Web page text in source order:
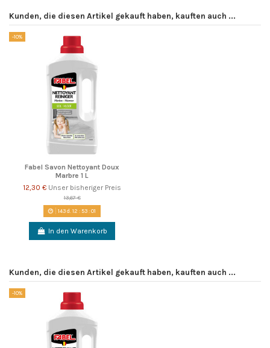
Kunden, die diesen Artikel gekauft haben, kauften auch ...
-10%
Fabel Savon Nettoyant Doux
Marbre 1 L
12,30 € Unser bisheriger Preis
13,67 €
143d. 12 :53:01
In den Warenkorb
Kunden, die diesen Artikel gekauft haben, kauften auch ...
-10%